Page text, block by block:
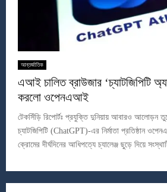
আন্তর্জাতিক
এআই চালিত ব্রাউজার ‘চ্যাটজিপিটি
করলো ওপেনএআই
টেকসিঁড়ি রিপোর্টঃ প্রযুক্তি দুনিয়ায় আবারও আলোড়ন
চ্যাটজিপিটি (ChatGPT)-এর নির্মাতা প্রতিষ্ঠান
ক্রোমের দীর্ঘদিনের আধিপত্যে চ্যালেঞ্জ ছুড়ে দিয়ে